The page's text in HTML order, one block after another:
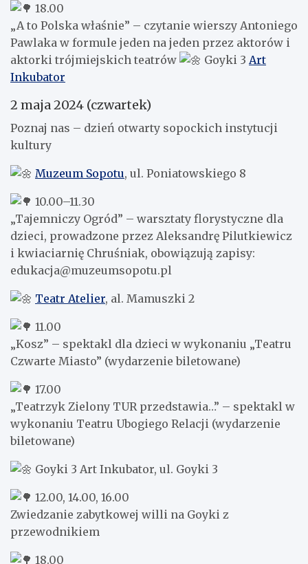
18.00
„A to Polska właśnie” – czytanie wierszy Antoniego
Pawlaka w formule jeden na jeden przez aktorów i
aktorki trójmiejskich teatrów
Goyki 3 Art
Inkubator
2 maja 2024 (czwartek)
Poznaj nas – dzień otwarty sopockich instytucji
kultury
Muzeum Sopotu, ul. Poniatowskiego 8
10.00–11.30
„Tajemniczy Ogród” – warsztaty florystyczne dla
dzieci, prowadzone przez Aleksandrę Pilutkiewicz
i kwiaciarnię Chruśniak, obowiązują zapisy:
edukacja@muzeumsopotu.pl
Teatr Atelier, al. Mamuszki 2
11.00
„Kosz” – spektakl dla dzieci w wykonaniu „Teatru
Czwarte Miasto” (wydarzenie biletowane)
17.00
„Teatrzyk Zielony TUR przedstawia…” – spektakl w
wykonaniu Teatru Ubogiego Relacji (wydarzenie
biletowane)
Goyki 3 Art Inkubator, ul. Goyki 3
12.00, 14.00, 16.00
Zwiedzanie zabytkowej willi na Goyki z
przewodnikiem
18.00